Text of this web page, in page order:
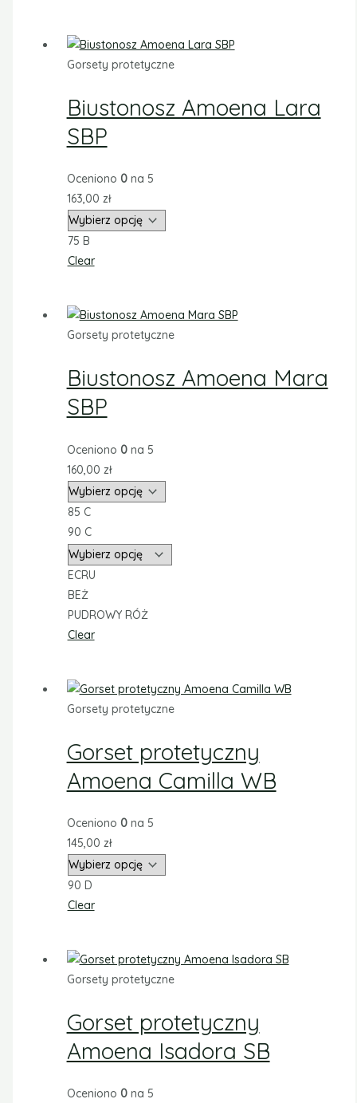
Gorsety protetyczne
Biustonosz Amoena Lara
SBP
Oceniono 0na 5
163,00 zł
75 B
Clear
Gorsety protetyczne
Biustonosz Amoena Mara
SBP
Oceniono 0na 5
160,00 zł
85 C
90 C
ECRU
BEŻ
PUDROWY RÓŻ
Clear
Gorsety protetyczne
Gorset protetyczny
Amoena Camilla WB
Oceniono 0na 5
145,00 zł
90 D
Clear
Gorsety protetyczne
Gorset protetyczny
Amoena Isadora SB
Oceniono 0na 5